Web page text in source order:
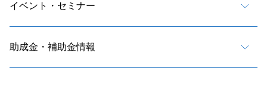
イベント・セミナー
助成金・補助金情報